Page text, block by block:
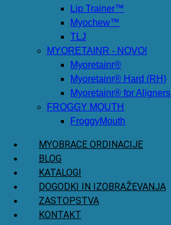
Lip Trainer™
Myochew™
TLJ
MYORETAINR - NOVO!
Myoretainr®
Myoretainr® Hard (RH)
Myoretainr® for Aligners
FROGGY MOUTH
FroggyMouth
MYOBRACE ORDINACIJE
BLOG
KATALOGI
DOGODKI IN IZOBRAŽEVANJA
ZASTOPSTVA
KONTAKT